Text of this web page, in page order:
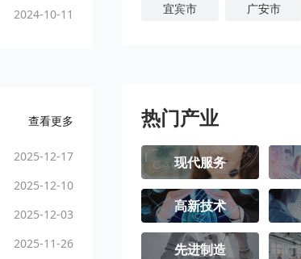
2024-10-11
查看更多
2025-12-17
2025-12-10
2025-12-03
2025-11-26
宜宾市 广安市
热门产业
现代服务
高新技术
先进制造